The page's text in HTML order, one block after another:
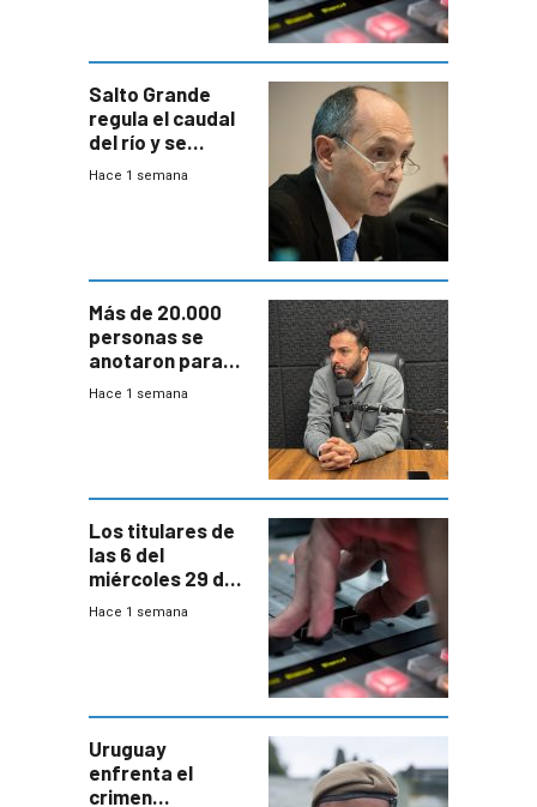
Salto Grande
regula el caudal
del río y se
prepara para un
Hace 1 semana
Más de 20.000
personas se
anotaron para
las pruebas
Hace 1 semana
Los titulares de
las 6 del
miércoles 29 de
julio de 2026
Hace 1 semana
Uruguay
enfrenta el
crimen